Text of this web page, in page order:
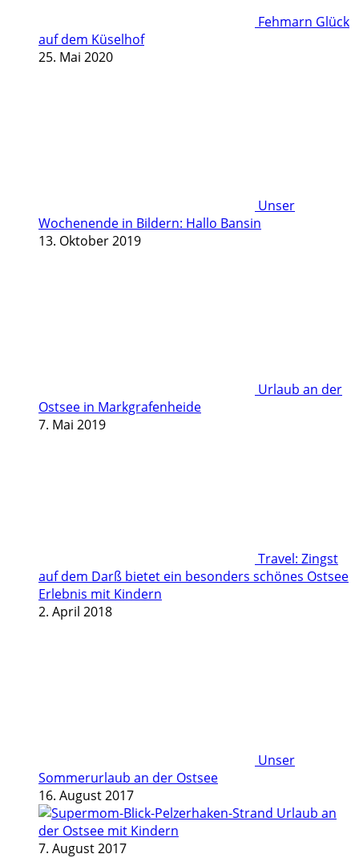
Fehmarn Glück
auf dem Küselhof
25. Mai 2020
Unser
Wochenende in Bildern: Hallo Bansin
13. Oktober 2019
Urlaub an der
Ostsee in Markgrafenheide
7. Mai 2019
Travel: Zingst
auf dem Darß bietet ein besonders schönes Ostsee
Erlebnis mit Kindern
2. April 2018
Unser
Sommerurlaub an der Ostsee
16. August 2017
Urlaub an
der Ostsee mit Kindern
7. August 2017